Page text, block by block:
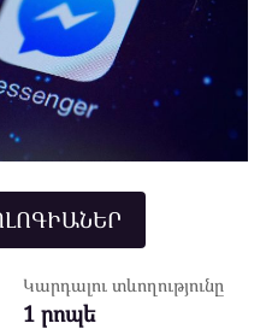
Կարդալու տևողությունը
1 րոպե